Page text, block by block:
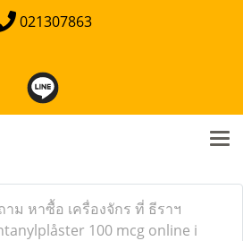
021307863
าม หาซื้อ เครื่องจักร ที่ ธีราฯ
100 mcg online i